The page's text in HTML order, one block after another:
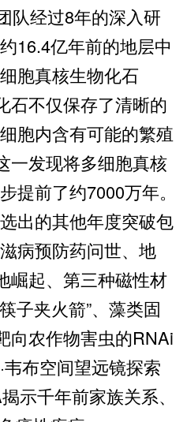
队经过8年的深入研
16.4亿年前的地层中
胞真核生物化石
不仅保存了清晰的
胞内含有可能的繁殖
一发现将多细胞真核
提前了约7000万年。
出的其他年度突破包
病预防药问世、地
崛起、第三种磁性材
子夹火箭”、藻类固
向农作物害虫的RNAi
布空间望远镜探索
示千年前家族关系、